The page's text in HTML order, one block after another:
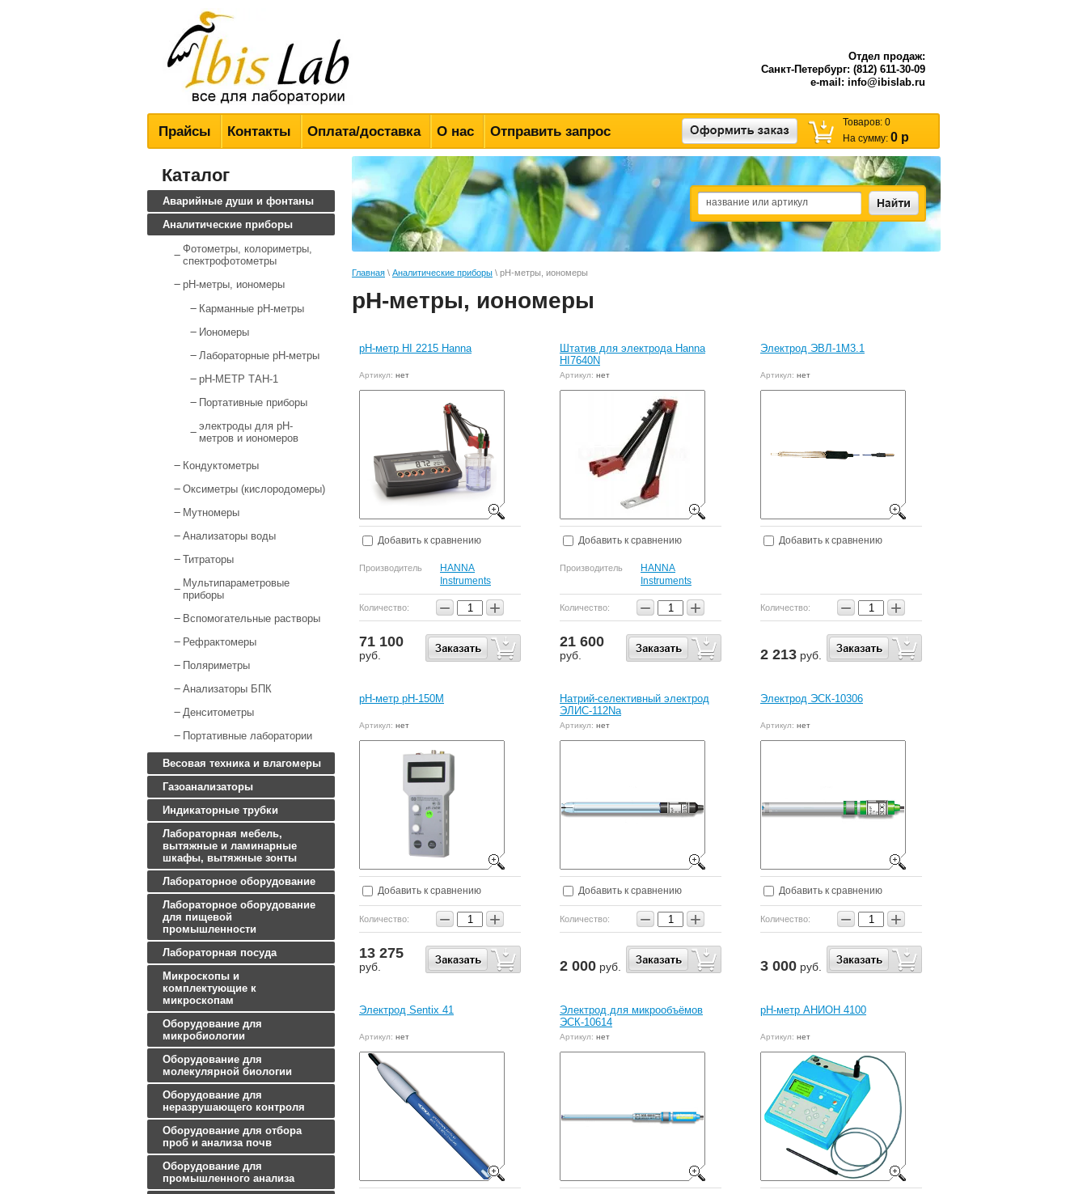
Всё для лабораторий
Отдел продаж:
Санкт-Петербург: (812) 611-30-09
e-mail: info@ibislab.ru
Прайсы Контакты Оплата/доставка О нас Отправить запрос
Товаров: 0
На сумму: 0 р
Главная \ Аналитические приборы \ pH-метры, иономеры
pH-метры, иономеры
рН-метр HI 2215 Hanna
Артикул: нет
Добавить к сравнению
Производитель
HANNA
Instruments
Количество: − +
71 100
руб.
Штатив для электрода Hanna
HI7640N
Артикул: нет
Добавить к сравнению
Производитель
HANNA
Instruments
Количество: − +
21 600
руб.
Электрод ЭВЛ-1М3.1
Артикул: нет
Добавить к сравнению
Количество: − +
2 213 руб.
pH-метр pH-150М
Артикул: нет
Добавить к сравнению
Количество: − +
13 275
руб.
Натрий-селективный электрод
ЭЛИС-112Na
Артикул: нет
Добавить к сравнению
Количество: − +
2 000 руб.
Электрод ЭСК-10306
Артикул: нет
Добавить к сравнению
Количество: − +
3 000 руб.
Электрод Sentix 41
Артикул: нет
Электрод для микрообъёмов
ЭСК-10614
Артикул: нет
pH-метр АНИОН 4100
Артикул: нет
Каталог
Аварийные души и фонтаны
Аналитические приборы
Фотометры, колориметры,
спектрофотометры
pH-метры, иономеры
Карманные pH-метры
Иономеры
Лабораторные pH-метры
рН-МЕТР ТАН-1
Портативные приборы
электроды для pH-
метров и иономеров
Кондуктометры
Оксиметры (кислородомеры)
Мутномеры
Анализаторы воды
Титраторы
Мультипараметровые
приборы
Вспомогательные растворы
Рефрактомеры
Поляриметры
Анализаторы БПК
Денситометры
Портативные лаборатории
Весовая техника и влагомеры
Газоанализаторы
Индикаторные трубки
Лабораторная мебель,
вытяжные и ламинарные
шкафы, вытяжные зонты
Лабораторное оборудование
Лабораторное оборудование
для пищевой
промышленности
Лабораторная посуда
Микроскопы и
комплектующие к
микроскопам
Оборудование для
микробиологии
Оборудование для
молекулярной биологии
Оборудование для
неразрушающего контроля
Оборудование для отбора
проб и анализа почв
Оборудование для
промышленного анализа